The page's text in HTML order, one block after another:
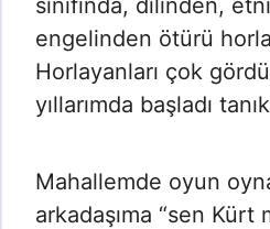
sınıfında, dilinden,
engelinden ötürü
Horlayanları çok
yıllarımda başladı
Mahallemde oyun
arkadaşıma “sen Kürt